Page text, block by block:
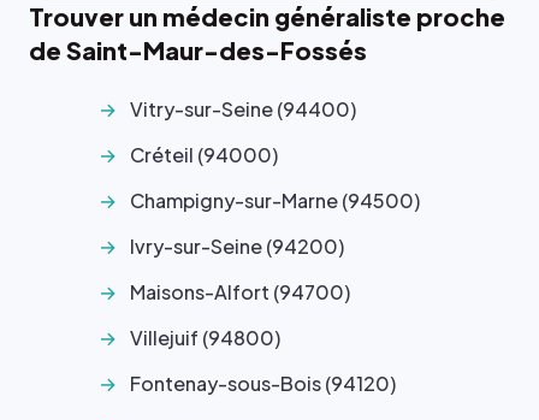
Trouver un médecin généraliste proche
de Saint-Maur-des-Fossés
Vitry-sur-Seine (94400)
Créteil (94000)
Champigny-sur-Marne (94500)
Ivry-sur-Seine (94200)
Maisons-Alfort (94700)
Villejuif (94800)
Fontenay-sous-Bois (94120)